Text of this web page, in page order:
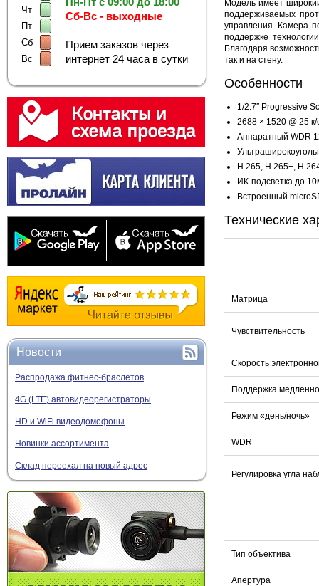
Чт
Пт
Сб
Вс
Сб-Вс - выходные
Прием заказов через
интернет 24 часа в сутки
Новости
Распродажа фитнес-браслетов
4G (LTE) автовидеорегистраторы
HD и WiFi видеодомофоны
Новинки ассортимента
Склад переехал на новый адрес
Модель имеет
поддерживаемых
управления. Камера
поддержке
Благодаря
так и на стену.
Особенности
1/2.7″ Progressive
2688 × 1520 @ 25 к/
Аппаратный WDR
H.265, H.265+,
ИК-подсветка до
Встроенный
Технические
Матрица
Чувствительность
Скорость
Поддержка
Режим «день/ночь»
WDR
Регулировка угла
Тип объектива
Апертура